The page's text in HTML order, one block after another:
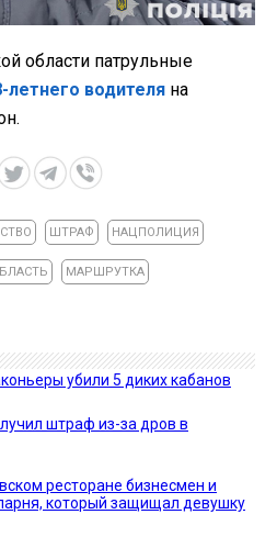
области патрульные
летнего водителя на
ШТРАФ НАЦПОЛИЦИЯ
МАРШРУТКА
убили 5 диких кабанов
штраф из-за дров в
ресторане бизнесмен и
который защищал девушку